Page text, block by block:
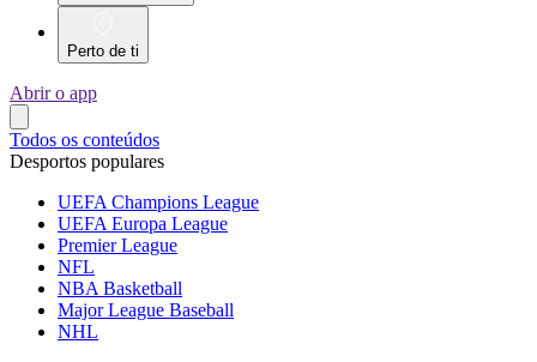
Perto de ti
Abrir o app
Todos os conteúdos
Desportos populares
UEFA Champions League
UEFA Europa League
Premier League
NFL
NBA Basketball
Major League Baseball
NHL